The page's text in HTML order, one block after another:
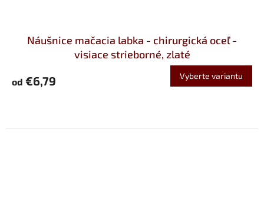
Náušnice mačacia labka - chirurgická oceľ -
visiace strieborné, zlaté
od €6,79 Vyberte variantu